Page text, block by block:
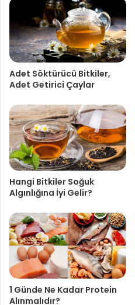
Adet Söktürücü Bitkiler,
Adet Getirici Çaylar
Hangi Bitkiler Soğuk
Algınlığına İyi Gelir?
1 Günde Ne Kadar Protein
Alınmalıdır?